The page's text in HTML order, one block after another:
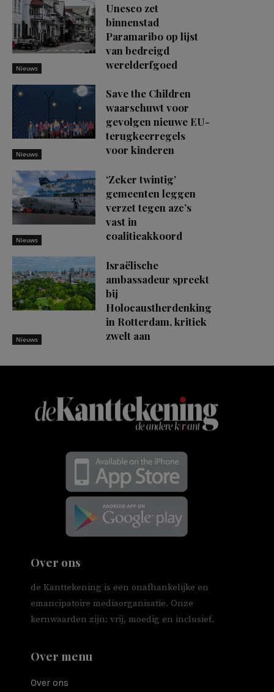
Nieuws
Unesco zet
binnenstad
Paramaribo op lijst
van bedreigd
werelderfgoed
Nieuws
Save the Children
waarschuwt voor
gevolgen nieuwe EU-
terugkeerregels
voor kinderen
Nieuws
‘Zeker twintig’
gemeenten leggen
verzet tegen azc’s
vast in
coalitieakkoord
Nieuws
Israëlische
ambassadeur spreekt
bij
Holocaustherdenking
in Rotterdam, kritiek
zwelt aan
Over ons
de Kanttekening is een onafhankelijke en
emancipatoire mediaorganisatie. Onze
kernwaarden zijn: vrij, moedig en inclusief.
Over menu
Over ons